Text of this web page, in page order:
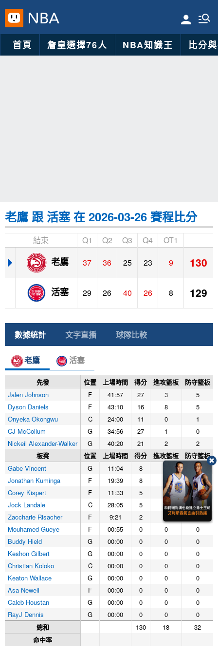
首頁 詹皇選擇76人 NBA知識王 比分
老鷹 跟 活塞 在 2026-03-26 賽程比分
結束 Q1 Q2 Q3 Q4 OT1
老鷹 37 36 25 23 9 130
活塞 29 26 40 26 8 129
數據統計 文字直播 球隊比較
老鷹 活塞
先發 位置 上場時間 得分 進攻籃板 防守籃板
Jalen Johnson
F 41:57 27 3
5
Dyson Daniels
F 43:10 16 8
5
Onyeka Okongwu
C 24:00 11 0
1
CJ McCollum
G 34:56 27 1
0
Nickeil Alexander-Walker
G 40:20 21 2
2
板凳
位置 上場時間 得分 進攻籃板 防守籃板
Gabe Vincent
G 11:04 8
1
Jonathan Kuminga
F 19:39 8 1
4
Corey Kispert
F 11:33 5 1
3
Jock Landale
C 28:05 5 2
8
Zaccharie Risacher
F 9:21 2
3
Mouhamed Gueye
F 00:55 0 0
0
Buddy Hield
G 00:00 0 0
0
Keshon Gilbert
G 00:00 0 0
0
Christian Koloko
C 00:00 0 0
0
Keaton Wallace
G 00:00 0 0
0
Asa Newell
F 00:00 0 0
0
Caleb Houstan
G 00:00 0 0
0
RayJ Dennis
G 00:00 0 0
0
總和
130 18
32
命中率